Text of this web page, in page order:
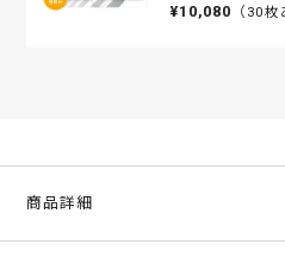
¥10,080 （30
商品詳細